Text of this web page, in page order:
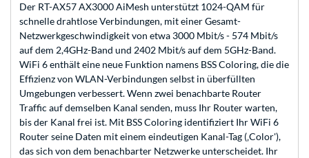
Der RT-AX57 AX3000 AiMesh unterstützt 1024-QAM für
schnelle drahtlose Verbindungen, mit einer Gesamt-
Netzwerkgeschwindigkeit von etwa 3000 Mbit/s - 574 Mbit/s
auf dem 2,4GHz-Band und 2402 Mbit/s auf dem 5GHz-Band.
WiFi 6 enthält eine neue Funktion namens BSS Coloring, die die
Effizienz von WLAN-Verbindungen selbst in überfüllten
Umgebungen verbessert. Wenn zwei benachbarte Router
Traffic auf demselben Kanal senden, muss Ihr Router warten,
bis der Kanal frei ist. Mit BSS Coloring identifiziert Ihr WiFi 6
Router seine Daten mit einem eindeutigen Kanal-Tag (‚Color'),
das sich von dem benachbarter Netzwerke unterscheidet. Ihr